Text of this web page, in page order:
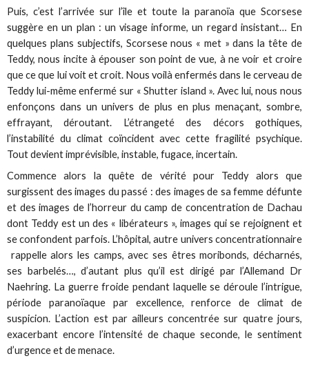
Puis, c’est l’arrivée sur l’île et toute la paranoïa que Scorsese
suggère en un plan : un visage informe, un regard insistant… En
quelques plans subjectifs, Scorsese nous « met » dans la tête de
Teddy, nous incite à épouser son point de vue, à ne voir et croire
que ce que lui voit et croit. Nous voilà enfermés dans le cerveau de
Teddy lui-même enfermé sur « Shutter island ». Avec lui, nous nous
enfonçons dans un univers de plus en plus menaçant, sombre,
effrayant, déroutant. L’étrangeté des décors gothiques,
l’instabilité du climat coïncident avec cette fragilité psychique.
Tout devient imprévisible, instable, fugace, incertain.
Commence alors la quête de vérité pour Teddy alors que
surgissent des images du passé : des images de sa femme défunte
et des images de l’horreur du camp de concentration de Dachau
dont Teddy est un des « libérateurs », images qui se rejoignent et
se confondent parfois. L’hôpital, autre univers concentrationnaire
rappelle alors les camps, avec ses êtres moribonds, décharnés,
ses barbelés…, d’autant plus qu’il est dirigé par l’Allemand Dr
Naehring. La guerre froide pendant laquelle se déroule l’intrigue,
période paranoïaque par excellence, renforce de climat de
suspicion. L’action est par ailleurs concentrée sur quatre jours,
exacerbant encore l’intensité de chaque seconde, le sentiment
d’urgence et de menace.